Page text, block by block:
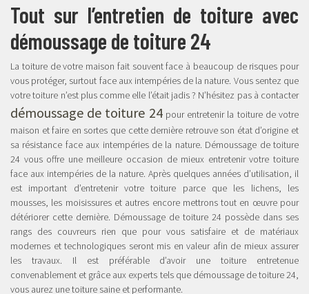
Tout sur l’entretien de toiture avec
démoussage de toiture 24
La toiture de votre maison fait souvent face à beaucoup de risques pour
vous protéger, surtout face aux intempéries de la nature. Vous sentez que
votre toiture n’est plus comme elle l’était jadis ? N’hésitez pas à contacter
démoussage de toiture 24pour entretenir la toiture de votre
maison et faire en sortes que cette dernière retrouve son état d’origine et
sa résistance face aux intempéries de la nature. Démoussage de toiture
24 vous offre une meilleure occasion de mieux entretenir votre toiture
face aux intempéries de la nature. Après quelques années d’utilisation, il
est important d’entretenir votre toiture parce que les lichens, les
mousses, les moisissures et autres encore mettrons tout en œuvre pour
détériorer cette dernière. Démoussage de toiture 24 possède dans ses
rangs des couvreurs rien que pour vous satisfaire et de matériaux
modernes et technologiques seront mis en valeur afin de mieux assurer
les travaux. Il est préférable d’avoir une toiture entretenue
convenablement et grâce aux experts tels que démoussage de toiture 24,
vous aurez une toiture saine et performante.